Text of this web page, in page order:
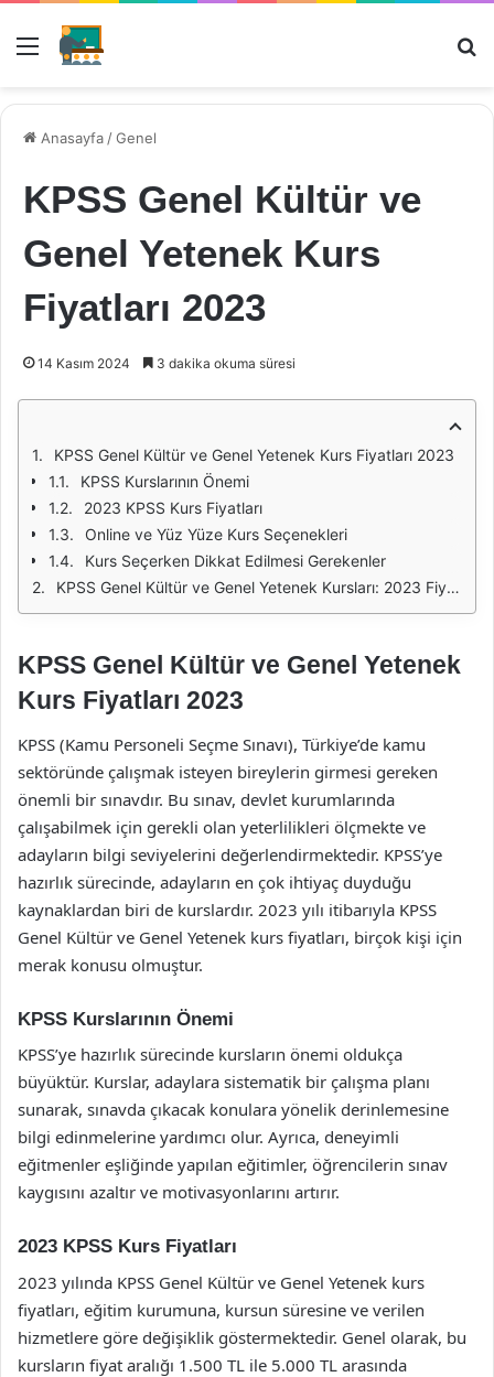
Menü
Anasayfa /Genel
KPSS Genel Kültür ve
Genel Yetenek Kurs
Fiyatları 2023
14 Kasım 2024 3 dakika okuma süresi
KPSS Genel Kültür ve Genel Yetenek Kurs Fiyatları 2023
KPSS Kurslarının Önemi
2023 KPSS Kurs Fiyatları
Online ve Yüz Yüze Kurs Seçenekleri
Kurs Seçerken Dikkat Edilmesi Gerekenler
KPSS Genel Kültür ve Genel Yetenek Kursları: 2023 Fiyatları
KPSS Genel Kültür ve Genel Yetenek
Kurs Fiyatları 2023
KPSS (Kamu Personeli Seçme Sınavı), Türkiye’de kamu
sektöründe çalışmak isteyen bireylerin girmesi gereken
önemli bir sınavdır. Bu sınav, devlet kurumlarında
çalışabilmek için gerekli olan yeterlilikleri ölçmekte ve
adayların bilgi seviyelerini değerlendirmektedir. KPSS’ye
hazırlık sürecinde, adayların en çok ihtiyaç duyduğu
kaynaklardan biri de kurslardır. 2023 yılı itibarıyla KPSS
Genel Kültür ve Genel Yetenek kurs fiyatları, birçok kişi için
merak konusu olmuştur.
KPSS Kurslarının Önemi
KPSS’ye hazırlık sürecinde kursların önemi oldukça
büyüktür. Kurslar, adaylara sistematik bir çalışma planı
sunarak, sınavda çıkacak konulara yönelik derinlemesine
bilgi edinmelerine yardımcı olur. Ayrıca, deneyimli
eğitmenler eşliğinde yapılan eğitimler, öğrencilerin sınav
kaygısını azaltır ve motivasyonlarını artırır.
2023 KPSS Kurs Fiyatları
2023 yılında KPSS Genel Kültür ve Genel Yetenek kurs
fiyatları, eğitim kurumuna, kursun süresine ve verilen
hizmetlere göre değişiklik göstermektedir. Genel olarak, bu
kursların fiyat aralığı 1.500 TL ile 5.000 TL arasında